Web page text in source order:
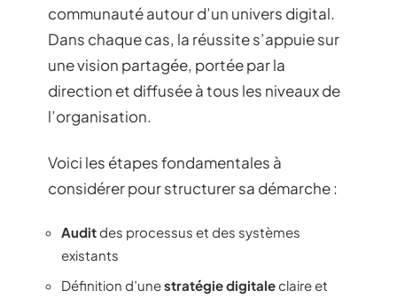
communauté autour d’un univers digital.
Dans chaque cas, la réussite s’appuie sur
une vision partagée, portée par la
direction et diffusée à tous les niveaux de
l’organisation.
Voici les étapes fondamentales à
considérer pour structurer sa démarche :
Auditdes processus et des systèmes
existants
Définition d’unestratégie digitaleclaire et